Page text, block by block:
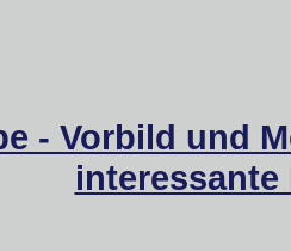
- Vorbild und